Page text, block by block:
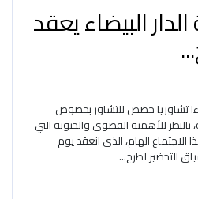
البيضاء يعقد
تشاوريا خصص للتشاور بخصوص
للأهمية القصوى والحيوية التي
الهام، الذي انعقد يوم